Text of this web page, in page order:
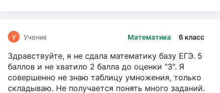
Математика 6 класс
У Ученик
Здравствуйте, я не сдала математику базу ЕГЭ. 5
баллов и не хватило 2 балла до оценки "3". Я
совершенно не знаю таблицу умножения, только
складываю. Не получается понять много заданий.